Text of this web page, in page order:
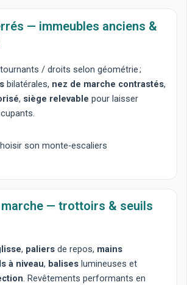
— immeubles anciens &
/droits selon géométrie ;
bilatérales, nez de marche contrastés,
, siège relevable pour laisser
son monte‑escaliers
— trottoirs & seuils
, paliers de repos, mains
à niveau, balises lumineuses et
. Revêtements performants en